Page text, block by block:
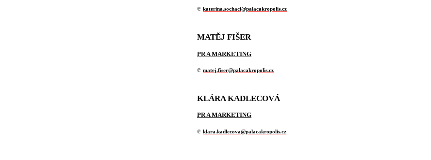
e katerina.sochaci@palacakropolis.cz
MATĚJ FIŠER
PR A MARKETING
e matej.fiser@palacakropolis.cz
KLÁRA KADLECOVÁ
PR A MARKETING
e klara.kadlecova@palacakropolis.cz